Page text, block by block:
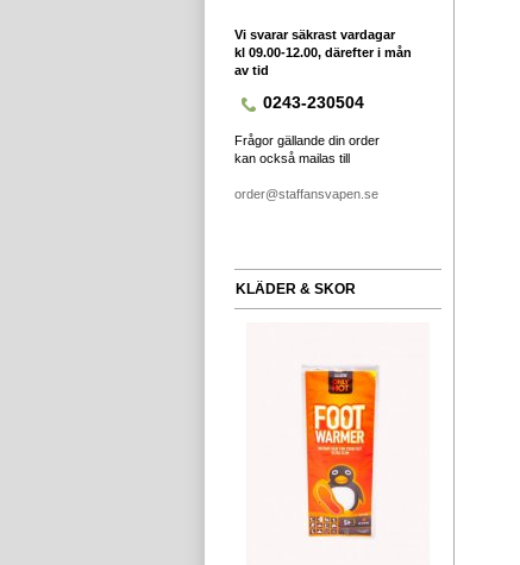
Vi svarar säkrast vardagar
kl 09.00-12.00, därefter i mån
av tid
0243-230504
Frågor gällande din order
kan också mailas till
order@staffansvapen.se
KLÄDER & SKOR